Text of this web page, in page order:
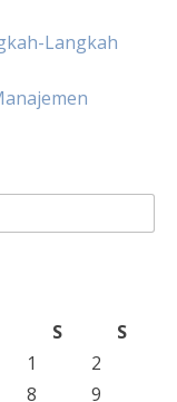
Langkah
S
S
1
2
8 9